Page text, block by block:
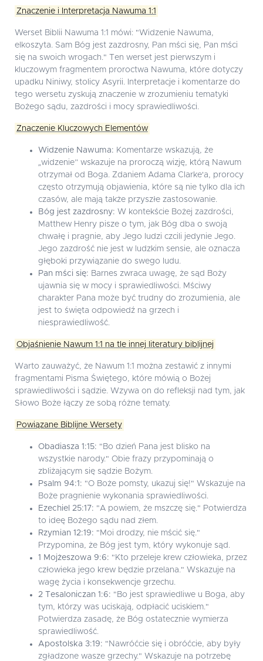
Znaczenie i Interpretacja Nawuma 1:1
Werset Biblii Nawuma 1:1 mówi: "Widzenie Nawuma,
elkoszyta. Sam Bóg jest zazdrosny, Pan mści się, Pan mści
się na swoich wrogach." Ten werset jest pierwszym i
kluczowym fragmentem proroctwa Nawuma, które dotyczy
upadku Niniwy, stolicy Asyrii. Interpretacje i komentarze do
tego wersetu zyskują znaczenie w zrozumieniu tematyki
Bożego sądu, zazdrości i mocy sprawiedliwości.
Znaczenie Kluczowych Elementów
Widzenie Nawuma: Komentarze wskazują, że
„widzenie” wskazuje na proroczą wizję, którą Nawum
otrzymał od Boga. Zdaniem Adama Clarke'a, prorocy
często otrzymują objawienia, które są nie tylko dla ich
czasów, ale mają także przyszłe zastosowanie.
Bóg jest zazdrosny: W kontekście Bożej zazdrości,
Matthew Henry pisze o tym, jak Bóg dba o swoją
chwałę i pragnie, aby Jego ludzi czcili jedynie Jego.
Jego zazdrość nie jest w ludzkim sensie, ale oznacza
głęboki przywiązanie do swego ludu.
Pan mści się: Barnes zwraca uwagę, że sąd Boży
ujawnia się w mocy i sprawiedliwości. Mściwy
charakter Pana może być trudny do zrozumienia, ale
jest to święta odpowiedź na grzech i
niesprawiedliwość.
Objaśnienie Nawum 1:1 na tle innej literatury biblijnej
Warto zauważyć, że Nawum 1:1 można zestawić z innymi
fragmentami Pisma Świętego, które mówią o Bożej
sprawiedliwości i sądzie. Wzywa on do refleksji nad tym, jak
Słowo Boże łączy ze sobą różne tematy.
Powiązane Biblijne Wersety
Obadiasza 1:15: "Bo dzień Pana jest blisko na
wszystkie narody." Obie frazy przypominają o
zbliżającym się sądzie Bożym.
Psalm 94:1: "O Boże pomsty, ukazuj się!" Wskazuje na
Boże pragnienie wykonania sprawiedliwości.
Ezechiel 25:17: "A powiem, że mszczę się." Potwierdza
to ideę Bożego sądu nad złem.
Rzymian 12:19: "Moi drodzy, nie mścić się."
Przypomina, że Bóg jest tym, który wykonuje sąd.
1 Mojżeszowa 9:6: "Kto przeleje krew człowieka, przez
człowieka jego krew będzie przelana." Wskazuje na
wagę życia i konsekwencje grzechu.
2 Tesaloniczan 1:6: "Bo jest sprawiedliwe u Boga, aby
tym, którzy was uciskają, odpłacić uciskiem."
Potwierdza zasadę, że Bóg ostatecznie wymierza
sprawiedliwość.
Apostolska 3:19: "Nawróćcie się i obróćcie, aby były
zgładzone wasze grzechy." Wskazuje na potrzebę